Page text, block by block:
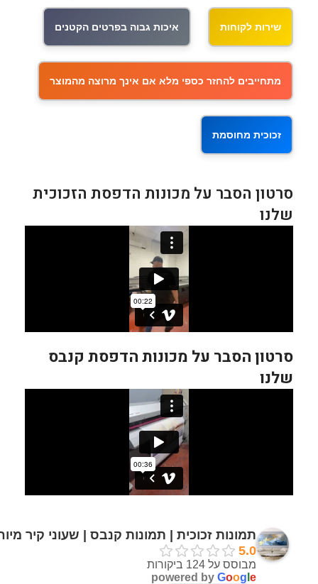
שירות לקוחות איכות גבוה בפרטים הקטנים
מתחייבים להחזר כספי מלא אם אינך מרוצה מהמוצר
זכוכית מחוסמת
סרטון הסבר על מכונות הדפסת הזכוכית
שלנו
סרטון הסבר על מכונות הדפסת קנבס
שלנו
תמונות זכוכית | תמונות קנבס | שעוני קיר
5.0
מבוסס על 124 ביקורות
powered by Goog e